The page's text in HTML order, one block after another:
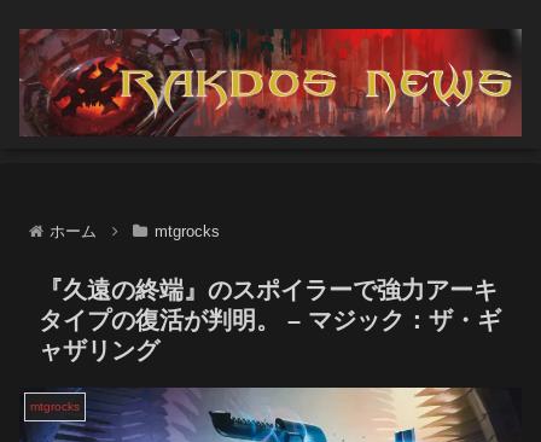
ホーム mtgrocks
『久遠の終端』のスポイラーで強力アーキ
タイプの復活が判明。 – マジック：ザ・ギ
ャザリング
mtgrocks